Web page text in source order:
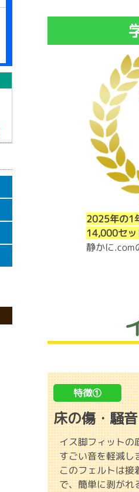
2025年の1
14,000セッ
静かに.com
特徴①
床の傷・騒
イス脚フィットの
すごい音を軽減し
このフェルトは
で、簡単に剥がれ